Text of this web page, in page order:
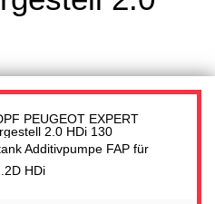
Additivpumpe FAP für
HDi